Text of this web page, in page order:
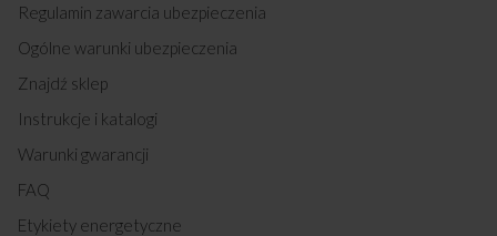
Regulamin zawarcia ubezpieczenia
Ogólne warunki ubezpieczenia
Znajdź sklep
Instrukcje i katalogi
Warunki gwarancji
FAQ
Etykiety energetyczne